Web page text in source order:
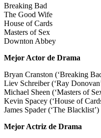
Breaking Bad
The Good Wife
House of Cards
Masters of Sex
Downton Abbey
Mejor Actor de Drama
Bryan Cranston (‘Breaking
Liev Schreiber (‘Ray
Michael Sheen (‘Masters of
Kevin Spacey (‘House of
James Spader (‘The Blacklist’)
Mejor Actriz de Drama